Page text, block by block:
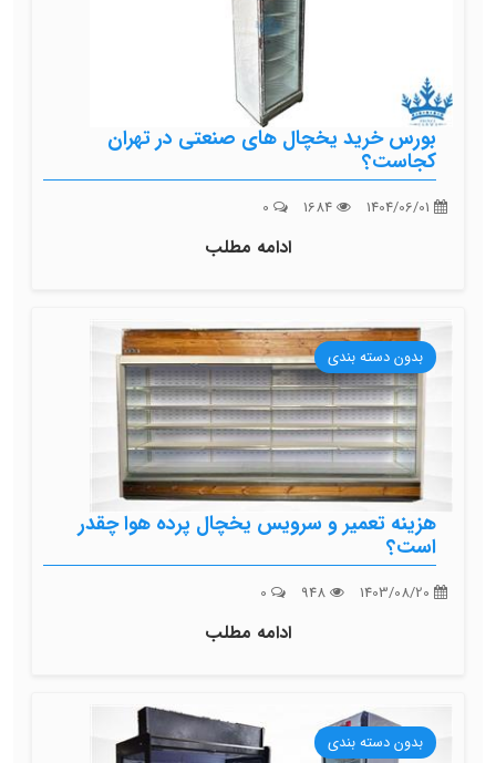
بورس خرید یخچال های صنعتی در تهران
کجاست؟
ادامه مطلب
بدون دسته بندی
هزینه تعمیر و سرویس یخچال پرده هوا چقدر
است؟
ادامه مطلب
بدون دسته بندی